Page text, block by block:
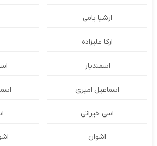
ارشیا یامی
ارکا علیزاده
اسفندیار
اسماعیل امیری
اسی خیراتی
اشوان